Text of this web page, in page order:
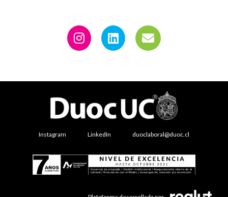
Instagram LinkedIn duoclaboral@duoc.cl